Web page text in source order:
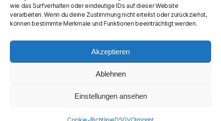
wie das Surfverhalten oder eindeutige IDs auf dieser Website
verarbeiten. Wenn du deine Zustimmung nicht erteilst oder zurückziehst,
können bestimmte Merkmale und Funktionen beeinträchtigt werden.
Akzeptieren
Ablehnen
Einstellungen ansehen